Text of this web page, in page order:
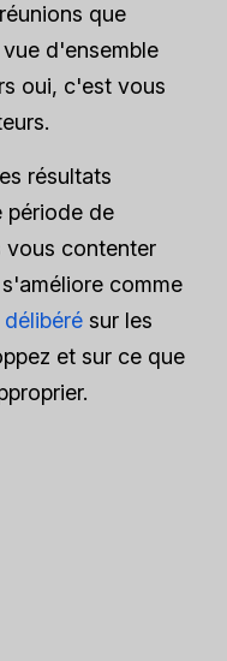
que
d'ensemble
oui, c'est vous
résultats
période de
vous contenter
comme
délibéré sur les
et sur ce que